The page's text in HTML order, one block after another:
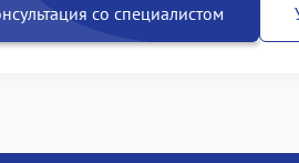
со специалистом